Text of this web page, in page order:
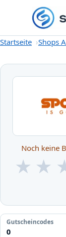
Startseite Shops
Noch keine
★ ★
Gutscheincodes
0